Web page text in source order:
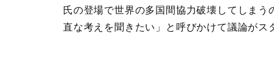
氏の登場で世界の多国間協力破壊してしま
直な考えを聞きたい」と呼びかけて議論がス